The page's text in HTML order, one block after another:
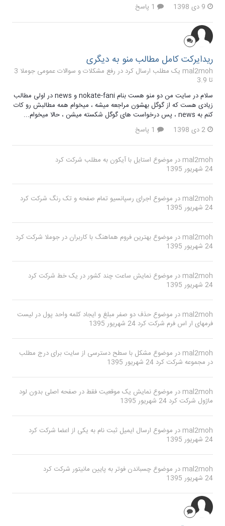
9 دی 1398
ریدایرکت کامل مطالب منو به دیگری
mal2moh یک مطلب ارسال کرد در
رفع مشکلات و سوالات عمومی جوملا 3
تا 3.9
سلام در سایت من دو منو هست بنام nokate-fani و news در اولی مطالب
زیادی هست که از گوگل بهشون مراجعه میشه ، میخوام همه مطالبش رو کات
کنم به news ، پس درخواست های گوگل شکسته میشن ، حالا میخوام...
2 دی 1398
mal2moh در موضوع استایل با آیکون به مطلب شرکت کرد
24 شهریور 1395
mal2moh در موضوع اجرای رسپانسیو تمام صفحه و تک رنگ شرکت کرد
24 شهریور 1395
mal2moh در موضوع بهترین فروم هماهنگ با کاربران در جوملا شرکت کرد
24 شهریور 1395
mal2moh در موضوع نمایش ساعت چند کشور در یک خط شرکت کرد
24 شهریور 1395
mal2moh در موضوع حذف دو صفر مبلغ و ایجاد کلمه واحد پول در لیست
فرمهای ار اس فرم شرکت کرد 24 شهریور 1395
mal2moh در موضوع مشکل با سطح دسترسی از سایت برای درج مطلب
در مجموعه شرکت کرد 24 شهریور 1395
mal2moh در موضوع نمایش یک موقعیت فقط در صفحه اصلی بدون لود
ماژول شرکت کرد 24 شهریور 1395
mal2moh در موضوع ارسال ایمیل ثبت نام به یکی از اعضا شرکت کرد
24 شهریور 1395
mal2moh در موضوع چسباندن فوتر به پایین مانیتور شرکت کرد
24 شهریور 1395